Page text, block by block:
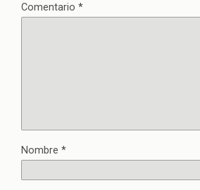
Comentario *
Nombre *